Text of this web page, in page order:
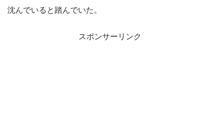
沈んでいると踏んでいた。
スポンサーリンク